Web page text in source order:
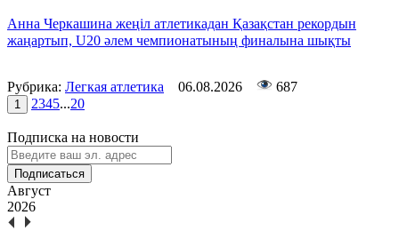
Анна Черкашина жеңіл атлетикадан Қазақстан рекордын
жаңартып, U20 әлем чемпионатының финалына шықты
Рубрика: Легкая атлетика 06.08.2026 687
1 2345...20
Подписка на новости
Подписаться
Август
2026